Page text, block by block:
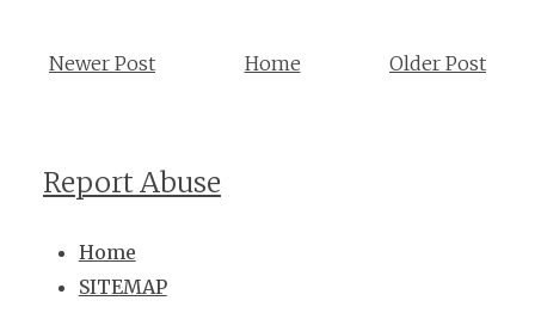
Newer Post Older Post
Home
Report Abuse
Home
SITEMAP